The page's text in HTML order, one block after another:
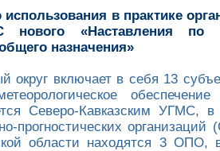
в практике
нового «Наставления по
назначения»
включает в себя 13
Северо-Кавказским УГМС, в
прогностических
области находятся 3 ОПО,